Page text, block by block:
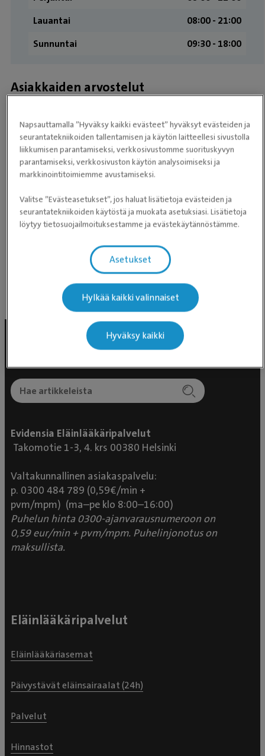
Lauantai
08:00 ­- 21:00
Sunnuntai
09:30 ­- 18:00
Asiakkaiden arvostelut
Eija Ulpovaara ★★★★★
★★★★★
Olen äärimmäisen kiitollinen siitä tehokkuudesta ja
ammattitaidosta, jolla meidän pieni koiranpentu
tiedetään mitä tehdään. Sekin oli uusi kokemus, että
vaikka tällaisella vanhalla akalla on ehtinyt olla jo
useampikin koiria ja niiden kanssa sattua ja tapahtua,
niin koskaan ennen ei ole soitettu seuraavana päivänä
ja kysytty vointia. Nyt kysyttiin. Arvostan suuresti.
Edellisen vanhan herran poistuttua päätin että nyt
riitti Evidensia. Kyyti oli ollut kylmää ja rahastus
haissut. Nyt tuli selväksi, että tämä on sekä
paikkakunta- että henkilöstökohtaista. Olemme
etelä-pohjanmaalla talvilomalla ja
kotipaikkakuntamme on uudellamaalla. Kiitos
Seinäjoen Eläinsairaalassa ja ell Ida Pernaa sekä se
aivan ihana hoitaja jonka nimi paniikissa jäi
Perustuen Google-arvioihin
Julkaisumme Facebookissa
Evidensia Eläinlääkäripalvelut
Takomotie 1-3, 4. krs 00380 Helsinki
Valtakunnallinen asiakaspalvelu:
p. 0300 484 789 (0,59€/min +
pvm/mpm) (ma–pe klo 8:00–16:00)
Puhelun hinta 0300-ajanvarausnumeroon on
0,59 eur/min + pvm/mpm. Puhelinjonotus on
maksullista.
Eläinlääkäripalvelut
Eläinlääkäriasemat
Päivystävät eläinsairaalat (24h)
Palvelut
Hinnastot
Napsauttamalla ”Hyväksy kaikki evästeet” hyväksyt evästeiden ja
seurantatekniikoiden tallentamisen ja käytön laitteellesi sivustolla
liikkumisen parantamiseksi, verkkosivustomme suorituskyvyn
parantamiseksi, verkkosivuston käytön analysoimiseksi ja
markkinointitoimiemme avustamiseksi.
Valitse ”Evästeasetukset”, jos haluat lisätietoja evästeiden ja
seurantatekniikoiden käytöstä ja muokata asetuksiasi. Lisätietoja
löytyy tietosuojailmoituksestamme ja evästekäytännöstämme.
Asetukset
Hylkää kaikki valinnaiset
Hyväksy kaikki